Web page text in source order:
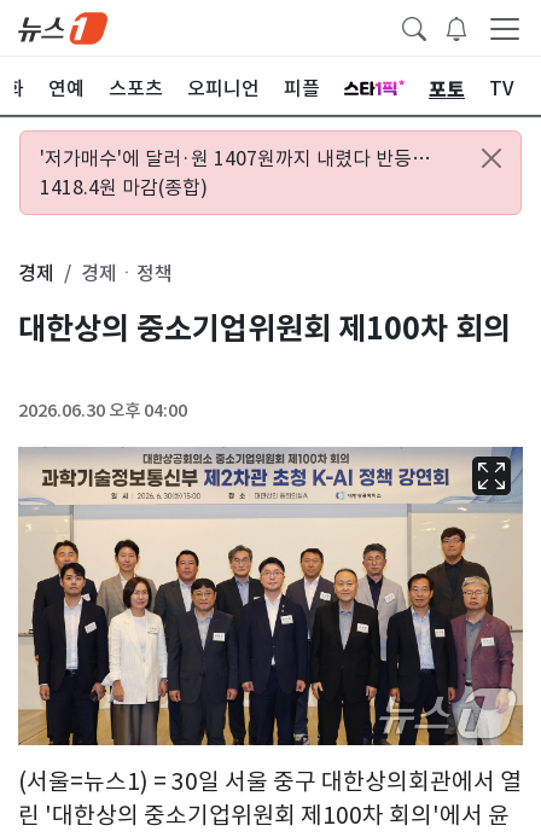
화 연예 스포츠 오피니언 피플 포토 TV
'저가매수'에 달러·원 1407원까지 내렸다 반등…
1418.4원 마감(종합)
경제 경제ㆍ정책
대한상의 중소기업위원회 제100차 회의
2026.06.30 오후 04:00
(서울=뉴스1) = 30일 서울 중구 대한상의회관에서 열
린 '대한상의 중소기업위원회 제100차 회의'에서 윤